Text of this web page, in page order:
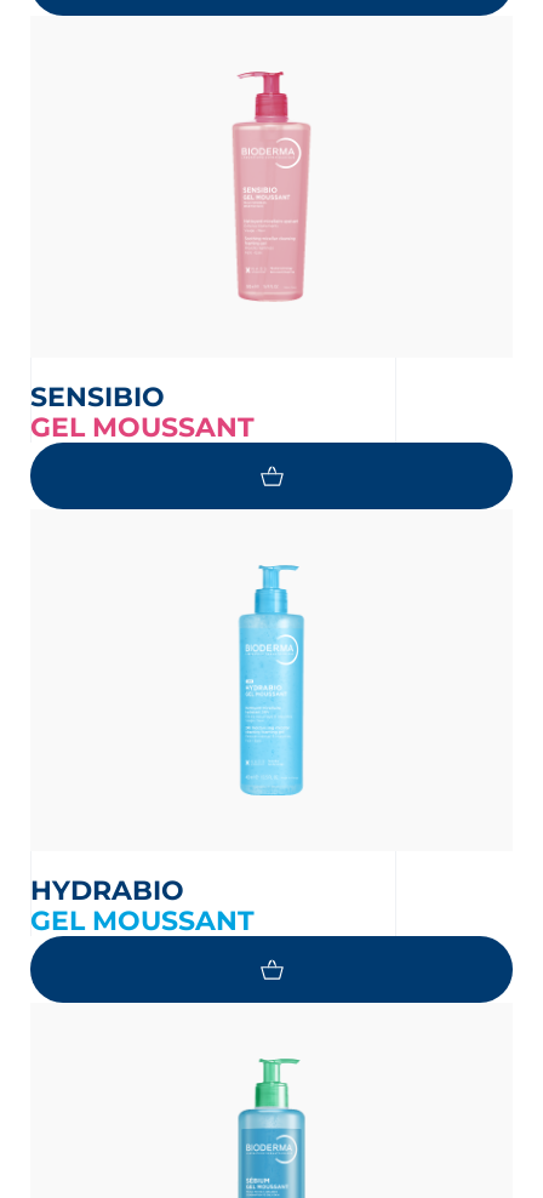
SENSIBIO
GEL MOUSSANT
HYDRABIO
GEL MOUSSANT